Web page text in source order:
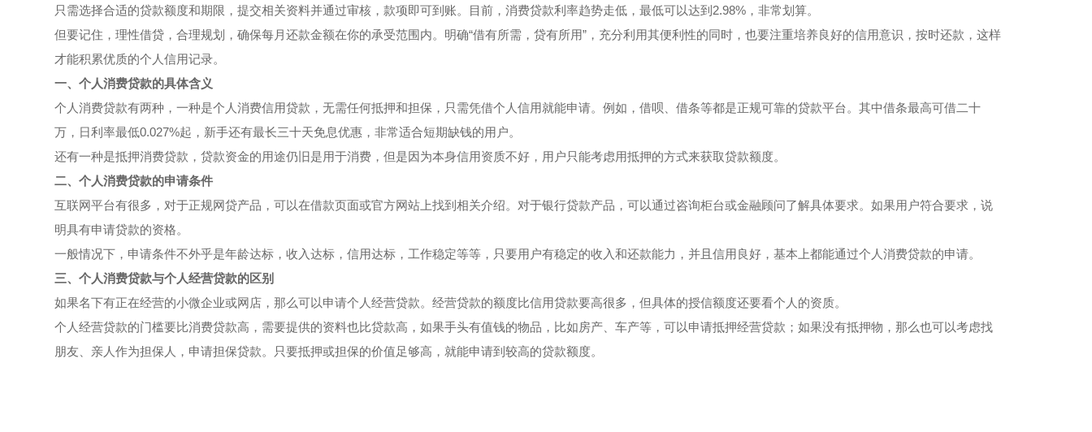
只需选择合适的贷款额度和期限，提交相关资料并通过审核，款项即可到账。目前，消费贷款利率趋势走低，最低可以达到2.98%，非常划算。
但要记住，理性借贷，合理规划，确保每月还款金额在你的承受范围内。明确“借有所需，贷有所用”，充分利用其便利性的同时，也要注重培养良好的信用意识，按时还款，这样
才能积累优质的个人信用记录。
一、个人消费贷款的具体含义
个人消费贷款有两种，一种是个人消费信用贷款，无需任何抵押和担保，只需凭借个人信用就能申请。例如，借呗、借条等都是正规可靠的贷款平台。其中借条最高可借二十
万，日利率最低0.027%起，新手还有最长三十天免息优惠，非常适合短期缺钱的用户。
还有一种是抵押消费贷款，贷款资金的用途仍旧是用于消费，但是因为本身信用资质不好，用户只能考虑用抵押的方式来获取贷款额度。
二、个人消费贷款的申请条件
互联网平台有很多，对于正规网贷产品，可以在借款页面或官方网站上找到相关介绍。对于银行贷款产品，可以通过咨询柜台或金融顾问了解具体要求。如果用户符合要求，说
明具有申请贷款的资格。
一般情况下，申请条件不外乎是年龄达标，收入达标，信用达标，工作稳定等等，只要用户有稳定的收入和还款能力，并且信用良好，基本上都能通过个人消费贷款的申请。
三、个人消费贷款与个人经营贷款的区别
如果名下有正在经营的小微企业或网店，那么可以申请个人经营贷款。经营贷款的额度比信用贷款要高很多，但具体的授信额度还要看个人的资质。
个人经营贷款的门槛要比消费贷款高，需要提供的资料也比贷款高，如果手头有值钱的物品，比如房产、车产等，可以申请抵押经营贷款；如果没有抵押物，那么也可以考虑找
朋友、亲人作为担保人，申请担保贷款。只要抵押或担保的价值足够高，就能申请到较高的贷款额度。